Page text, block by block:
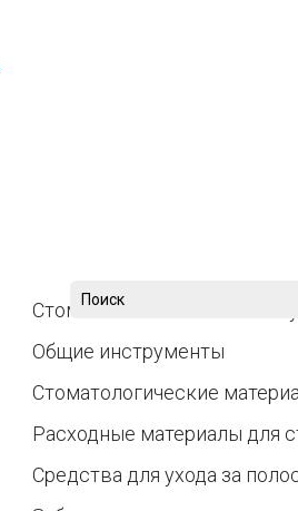
Стоматологические
Общие инструменты
Стоматологические
Расходные материалы для
Средства для ухода за